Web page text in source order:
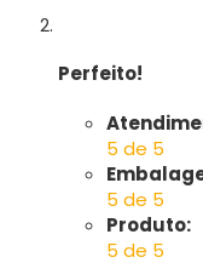
Perfeito!
5 de 5
5 de 5
Produto:
5 de 5